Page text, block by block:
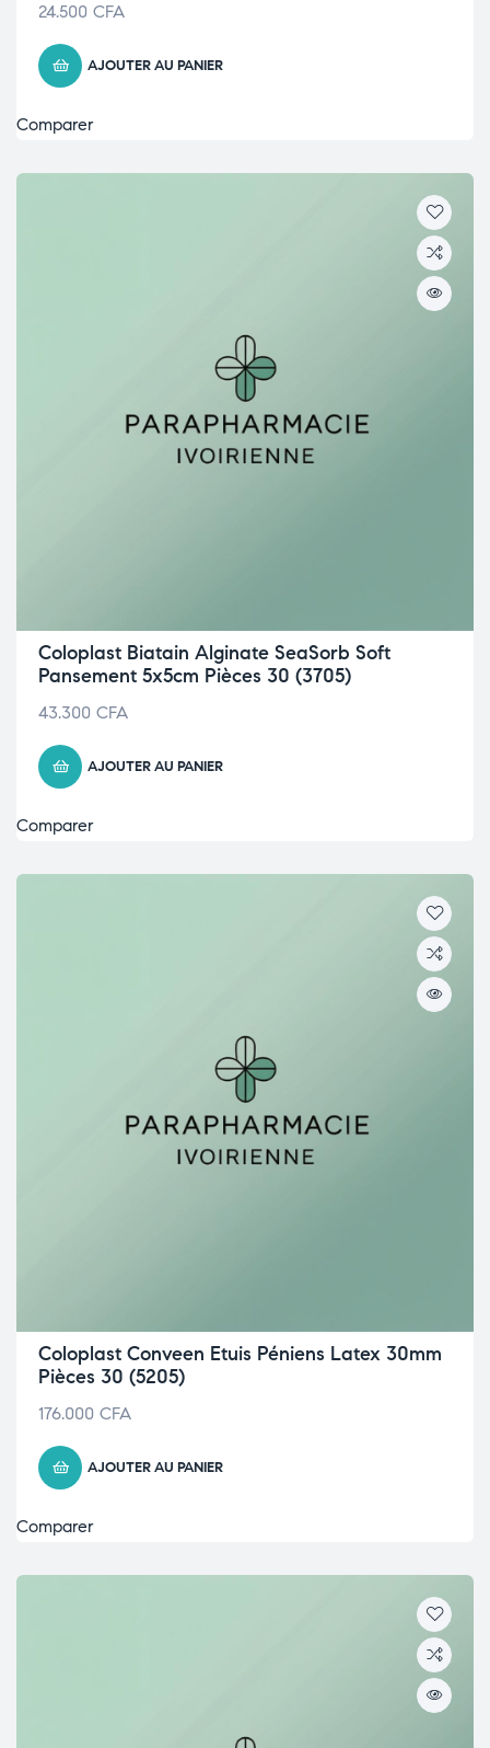
24.500 CFA
AJOUTER AU PANIER
Comparer
Coloplast Biatain Alginate SeaSorb Soft
Pansement 5x5cm Pièces 30 (3705)
43.300 CFA
AJOUTER AU PANIER
Comparer
Coloplast Conveen Etuis Péniens Latex 30mm
Pièces 30 (5205)
176.000 CFA
AJOUTER AU PANIER
Comparer